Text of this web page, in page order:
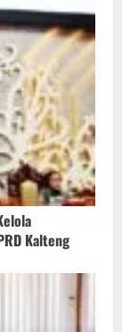
Kalteng